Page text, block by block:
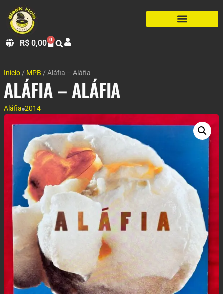
R$ 0,00 0
Início / MPB / Aláfia – Aláfia
ALÁFIA – ALÁFIA
Aláfia 2014